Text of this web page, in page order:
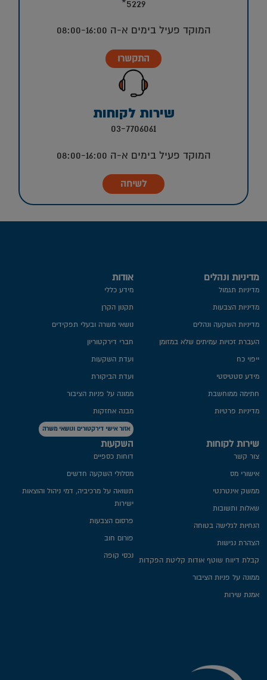
5229*
המוקד פעיל בימים א-ה 08:00-16:00
התקשרו
שירות לקוחות
03-7706061
המוקד פעיל בימים א-ה 08:00-16:00
לשיחה
אודות
מידע כללי
תקנון הקרן
נושאי משרה ובעלי תפקידים
חברי דירקטוריון
ועדת השקעות
ועדת הביקורת
ממונה על פניות הציבור
מבנה אחזקות
אזור אישי דירקטורים ונושאי משרה
מדיניות ונהלים
מדיניות תגמול
מדיניות הצבעות
מדיניות השקעה ונהלים
העברת זכויות עמיתים שלא במזומן
ייפוי כח
מידע סטטיסטי
חתימה ממוחשבת
מדיניות פרטיות​
השקעות
דוחות כספיים
מסלולי השקעה חדשים
תשואה על מרכיביה, דמי ניהול והוצאות
ישירות
פרסום הצבעות
פורום חוב
נכסי קופה
שירות לקוחות
צור קשר
אישורי מס
ממשק אינטרנטי
שאלות ותשובות
הנחיות לגלישה בטוחה
הצהרת נגישות
קבלת דיווח שוטף אודות קליטת הפקדות
ממונה על פניות הציבור
אמנת שירות